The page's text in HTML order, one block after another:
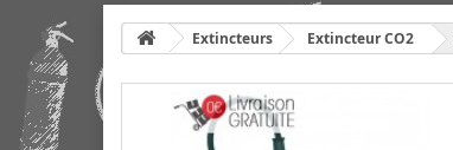
Extincteurs Extincteur CO2